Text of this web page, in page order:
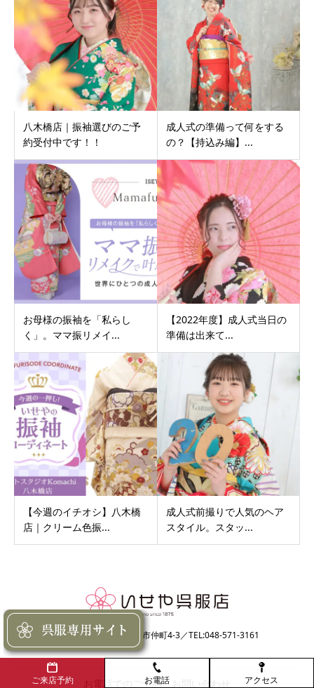
八木橋店｜振袖選びのご予
約受付中です！！
成人式の準備って何をする
の？【持込み編】...
お母様の振袖を「私らし
く」。ママ振リメイ...
【2022年度】成人式当日の
準備は出来て...
【今週のイチオシ】八木橋
店｜クリーム色振...
成人式前撮りで人気のヘア
スタイル。スタッ...
〒366-0822埼玉県深谷市仲町4-3／TEL:048-571-3161
お電話でのご予約・お問い合わせ
ご来店予約 お電話 アクセス